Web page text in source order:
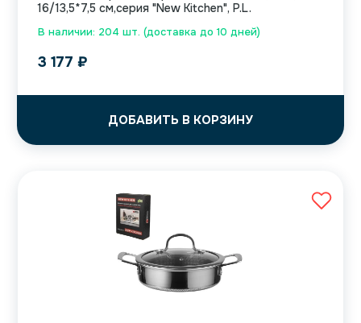
В наличии: 204 шт. (доставка до 10 дней)
16/13,5*7,5 см,серия "New Kitchen", P.L.
3 177 ₽
ДОБАВИТЬ В КОРЗИНУ